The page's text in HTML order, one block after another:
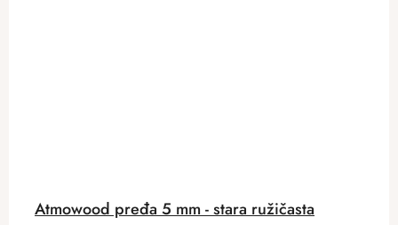
Atmowood pređa 5 mm - stara ružičasta